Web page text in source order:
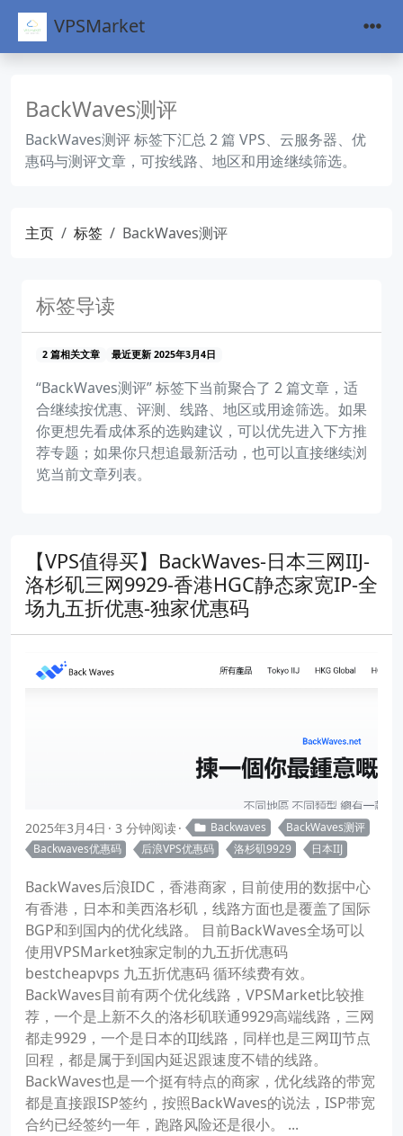
VPSMarket
BackWaves测评
BackWaves测评 标签下汇总 2 篇 VPS、云服务器、优
惠码与测评文章，可按线路、地区和用途继续筛选。
主页 标签 BackWaves测评
标签导读
2 篇相关文章 最近更新 2025年3月4日
“BackWaves测评” 标签下当前聚合了 2 篇文章，适
合继续按优惠、评测、线路、地区或用途筛选。如果
你更想先看成体系的选购建议，可以优先进入下方推
荐专题；如果你只想追最新活动，也可以直接继续浏
览当前文章列表。
【VPS值得买】BackWaves-日本三网IIJ-
洛杉矶三网9929-香港HGC静态家宽IP-全
场九五折优惠-独家优惠码
2025年3月4日 3 分钟阅读 Backwaves
BackWaves测评
Backwaves优惠码
后浪VPS优惠码 洛杉矶9929 日本IIJ
BackWaves后浪IDC，香港商家，目前使用的数据中心
有香港，日本和美西洛杉矶，线路方面也是覆盖了国际
BGP和到国内的优化线路。 目前BackWaves全场可以
使用VPSMarket独家定制的九五折优惠码
bestcheapvps 九五折优惠码 循环续费有效。
BackWaves目前有两个优化线路，VPSMarket比较推
荐，一个是上新不久的洛杉矶联通9929高端线路，三网
都走9929，一个是日本的IIJ线路，同样也是三网IIJ节点
回程，都是属于到国内延迟跟速度不错的线路。
BackWaves也是一个挺有特点的商家，优化线路的带宽
都是直接跟ISP签约，按照BackWaves的说法，ISP带宽
合约已经签约一年，跑路风险还是很小。 ...